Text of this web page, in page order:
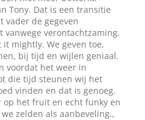
Tony. Dat is een transitie
vader de gegeven
verontachtzaming.
mightly. We geven toe,
bij tijd en wijlen geniaal.
voordat het weer in
die tijd steunen wij het
vinden en dat is genoeg.
op het fruit en echt funky en
zelden als aanbeveling.,